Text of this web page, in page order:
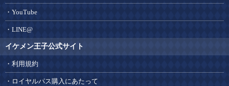
YouTube
LINE@
イケメン王子公式サイト
利用規約
ロイヤルパス購入にあたって